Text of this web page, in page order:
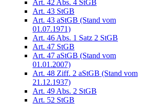
Art. 42 Abs. 4 StGB
Art. 43 StGB
Art. 43 aStGB (Stand vom
01.07.1971)
Art. 46 Abs. 1 Satz 2 StGB
Art. 47 StGB
Art. 47 aStGB (Stand vom
01.01.2007)
Art. 48 Ziff. 2 aStGB (Stand vom
21.12.1937)
Art. 49 Abs. 2 StGB
Art. 52 StGB